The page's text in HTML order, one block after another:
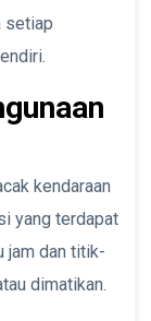
setiap
kendaraan
yang terdapat
jam dan titik-
dimatikan.